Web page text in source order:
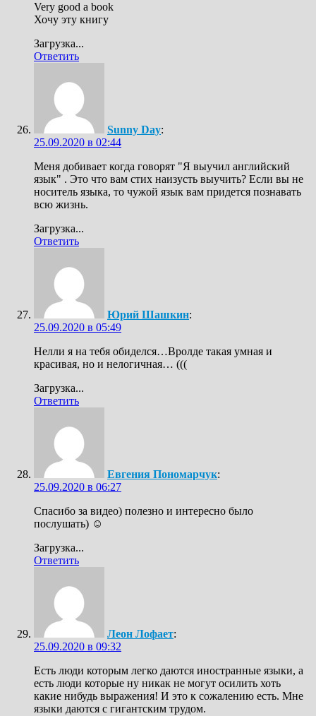
Very good a book
Хочу эту книгу
Загрузка...
Ответить
Sunny Day:
25.09.2020 в 02:44
Меня добивает когда говорят "Я выучил английский
язык" . Это что вам стих наизусть выучить? Если вы не
носитель языка, то чужой язык вам придется познавать
всю жизнь.
Загрузка...
Ответить
Юрий Шашкин:
25.09.2020 в 05:49
Нелли я на тебя обиделся…Вролде такая умная и
красивая, но и нелогичная… (((
Загрузка...
Ответить
Евгения Пономарчук:
25.09.2020 в 06:27
Спасибо за видео) полезно и интересно было
послушать) ☺️
Загрузка...
Ответить
Леон Лофает:
25.09.2020 в 09:32
Есть люди которым легко даются иностранные языки, а
есть люди которые ну никак не могут осилить хоть
какие нибудь выражения! И это к сожалению есть. Мне
языки даются с гигантским трудом.